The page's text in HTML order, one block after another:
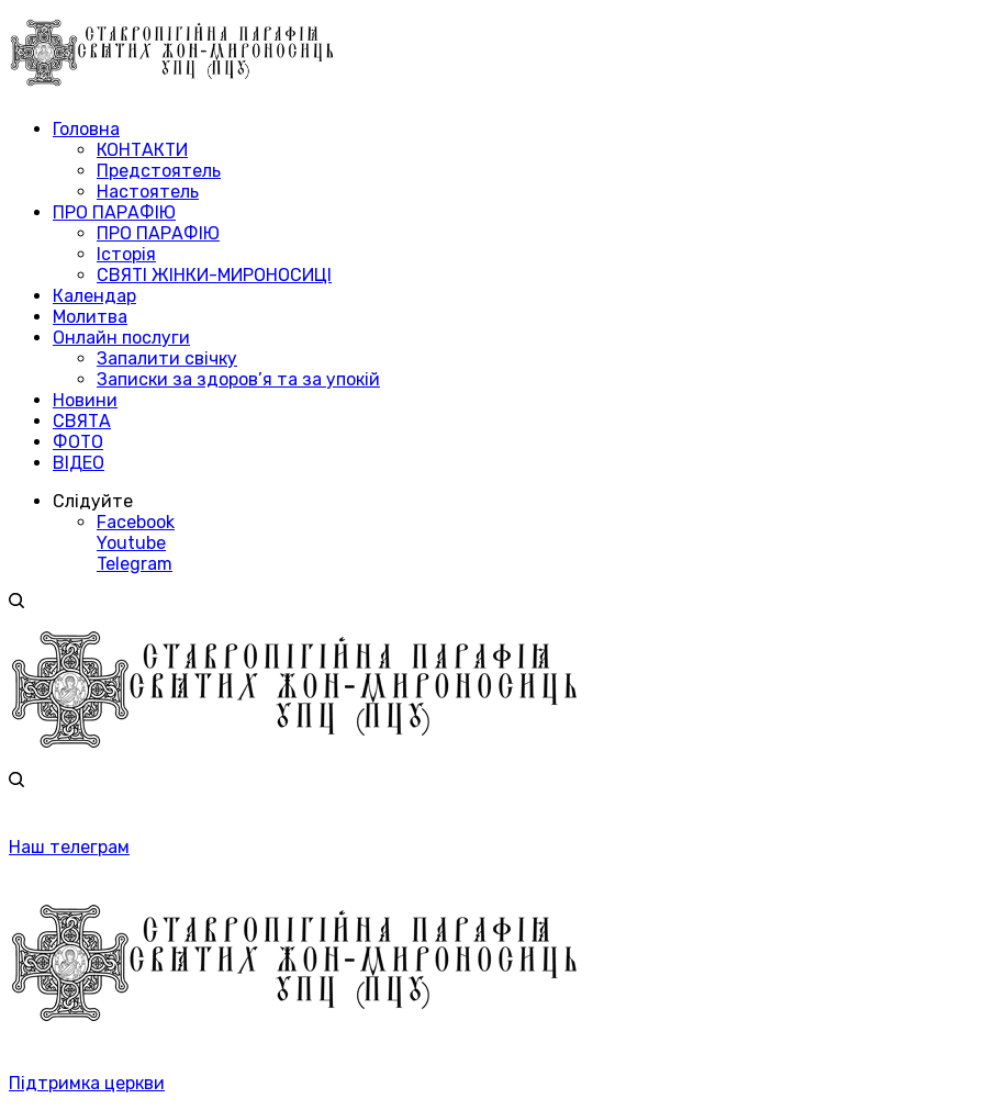
Головна
КОНТАКТИ
Предстоятель
Настоятель
ПРО ПАРАФІЮ
ПРО ПАРАФІЮ
Історія
СВЯТІ ЖІНКИ-МИРОНОСИЦІ
Календар
Молитва
Онлайн послуги
Запалити свічку
Записки за здоров’я та за упокій
Новини
СВЯТА
ФОТО
ВІДЕО
Слідуйте
Facebook
Youtube
Telegram
Наш телеграм
Підтримка церкви